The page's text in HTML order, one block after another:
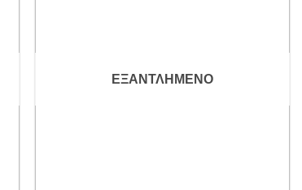
ΕΞΑΝΤΛΗΜΈΝΟ